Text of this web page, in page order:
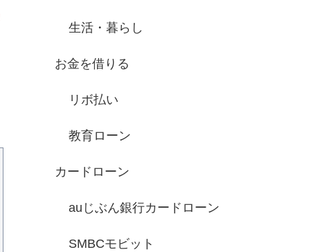
生活・暮らし
お金を借りる
リボ払い
教育ローン
カードローン
auじぶん銀行カードローン
SMBCモビット